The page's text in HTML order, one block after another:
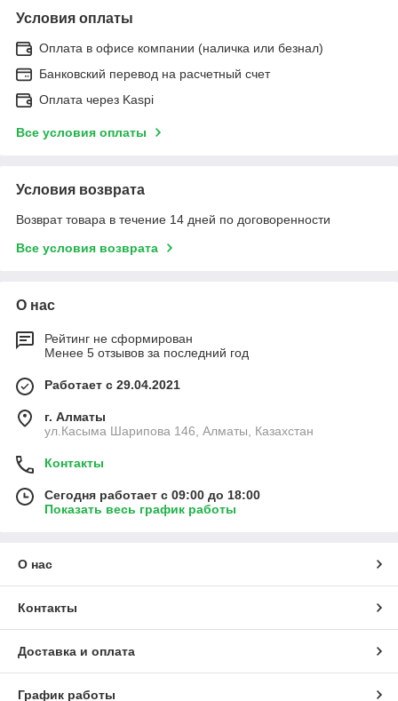
Условия оплаты
Оплата в офисе компании (наличка или безнал)
Банковский перевод на расчетный счет
Оплата через Kaspi
Все условия оплаты
Условия возврата
Возврат товара в течение 14 дней по договоренности
Все условия возврата
О нас
Рейтинг не сформирован
Менее 5 отзывов за последний год
Работает с 29.04.2021
г. Алматы
ул.Касыма Шарипова 146, Алматы, Казахстан
Контакты
Сегодня работает с 09:00 до 18:00
Показать весь график работы
О нас
Контакты
Доставка и оплата
График работы